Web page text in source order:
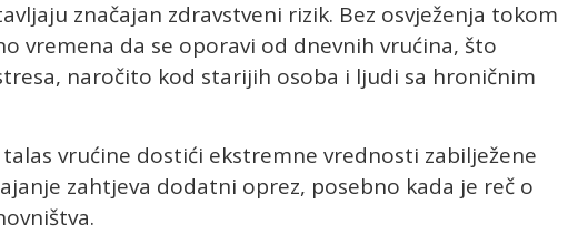
značajan zdravstveni rizik. Bez osvježenja tokom
vremena da se oporavi od dnevnih vrućina, što
naročito kod starijih osoba i ljudi sa hroničnim
talas vrućine dostići ekstremne vrednosti zabilježene
zahtjeva dodatni oprez, posebno kada je reč o